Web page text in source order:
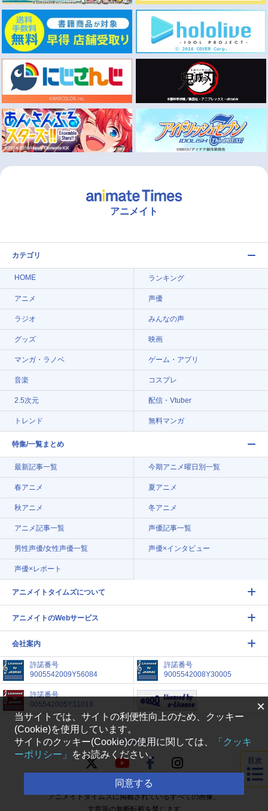
アニメイト
カテゴリ
HOME ランキング
アニメ 声優
ラジオ みんなの声
グッズ 映画
マンガ・ラノベ ゲーム・アプリ
音楽 コスプレ
2.5次元 配信・Vtuber
トレンド 無料マンガ
特集/一覧まとめ
最新記事一覧 今期アニメ曜日別一覧
春アニメ 夏アニメ
秋アニメ 冬アニメ
アニメ記事一覧 声優記事一覧
男性声優/女性声優一覧 声優×インタビュー
声優×レポート
アニメイトタイムズについて
アニメイトのWebサービス
会社案内
許諾番号
9005542009Y56084
許諾番号
9005542008Y30005
許諾番号
005542005Y31018
FOLLOW US
アニメイトタイムズに掲載されているすべての画像、
文章等の無断転載を禁じます
目次
×
当サイトでは、サイトの利便性向上のため、クッキー
(Cookie)を使用しています。
サイトのクッキー(Cookie)の使用に関しては、
「クッキ
ーポリシー」
をお読みください。
同意する